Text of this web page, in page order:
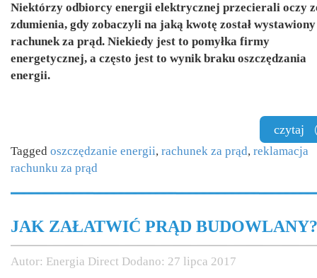
Niektórzy odbiorcy energii elektrycznej przecierali oczy
zdumienia, gdy zobaczyli na jaką kwotę został
rachunek za prąd. Niekiedy jest to pomyłka firmy
energetycznej, a często jest to wynik braku oszczędzania
energii.
czytaj
Tagged oszczędzanie energii, rachunek za prąd, reklamacja
rachunku za prąd
JAK ZAŁATWIĆ PRĄD BUDOWLANY?
Autor: Energia Direct Dodano: 27 lipca 2017